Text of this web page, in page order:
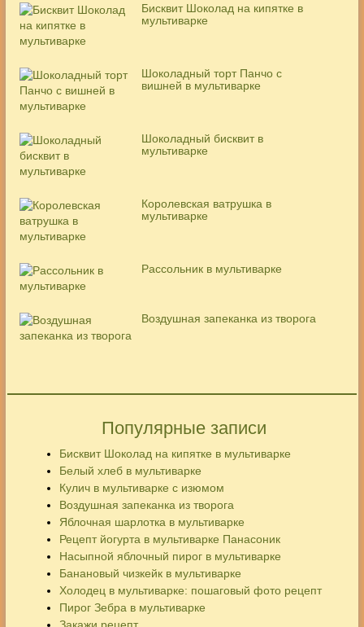
Бисквит Шоколад на кипятке в
мультиварке
Шоколадный торт Панчо с
вишней в мультиварке
Шоколадный бисквит в
мультиварке
Королевская ватрушка в
мультиварке
Рассольник в мультиварке
Воздушная запеканка из творога
Популярные записи
Бисквит Шоколад на кипятке в мультиварке
Белый хлеб в мультиварке
Кулич в мультиварке с изюмом
Воздушная запеканка из творога
Яблочная шарлотка в мультиварке
Рецепт йогурта в мультиварке Панасоник
Насыпной яблочный пирог в мультиварке
Банановый чизкейк в мультиварке
Холодец в мультиварке: пошаговый фото рецепт
Пирог Зебра в мультиварке
Закажи рецепт